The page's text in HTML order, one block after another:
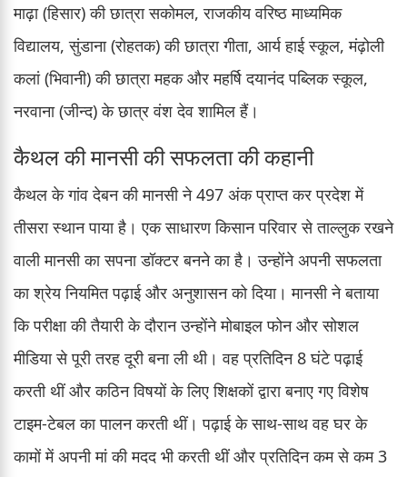
माढ़ा (हिसार) की छात्रा सकोमल, राजकीय वरिष्ठ माध्यमिक
विद्यालय, सुंडाना (रोहतक) की छात्रा गीता, आर्य हाई स्कूल, मंढ़ोली
कलां (भिवानी) की छात्रा महक और महर्षि दयानंद पब्लिक स्कूल,
नरवाना (जीन्द) के छात्र वंश देव शामिल हैं।
कैथल की मानसी की सफलता की कहानी
कैथल के गांव देबन की मानसी ने 497 अंक प्राप्त कर प्रदेश में
तीसरा स्थान पाया है। एक साधारण किसान परिवार से ताल्लुक रखने
वाली मानसी का सपना डॉक्टर बनने का है। उन्होंने अपनी सफलता
का श्रेय नियमित पढ़ाई और अनुशासन को दिया। मानसी ने बताया
कि परीक्षा की तैयारी के दौरान उन्होंने मोबाइल फोन और सोशल
मीडिया से पूरी तरह दूरी बना ली थी। वह प्रतिदिन 8 घंटे पढ़ाई
करती थीं और कठिन विषयों के लिए शिक्षकों द्वारा बनाए गए विशेष
टाइम-टेबल का पालन करती थीं। पढ़ाई के साथ-साथ वह घर के
कामों में अपनी मां की मदद भी करती थीं और प्रतिदिन कम से कम 3